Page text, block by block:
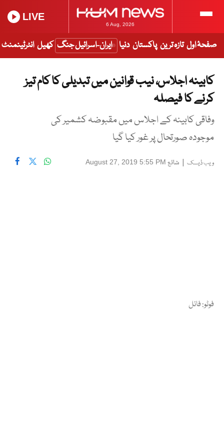
6 Aug, 2026
LIVE
صفحۂ اول تازہ ترین پاکستان دنیا ایران-اسرائیل جنگ کھیل انٹرٹینمنٹ
کابینہ اجلاس، نیب قوانین میں تبدیلی کا کام تیز
کرنے کا فیصلہ
وفاقی کابینہ کے اجلاس میں مقبوضہ کشمیر کی
موجودہ صورتحال پر غور کیا گیا
ویب ڈیسک | شائع August 27, 2019 5:55 PM
فوٹو: فائل